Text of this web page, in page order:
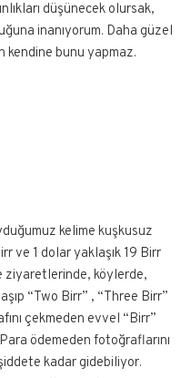
düşünecek olursak,
inanıyorum. Daha güzel
kendine bunu yapmaz.
kelime kuşkusuz
ve 1 dolar yaklaşık 19 Birr
ziyaretlerinde, köylerde,
“Two Birr” , “Three Birr”
çekmeden evvel “Birr”
ödemeden fotoğraflarını
kadar gidebiliyor.